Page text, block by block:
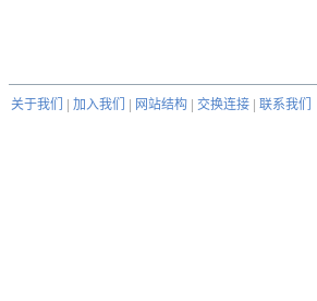
关于我们 加入我们 网站结构 交换连接
联系我们